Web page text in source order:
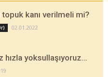
topuk kanı verilmeli mi?
02.01.2022
hızla yoksullaşıyoruz…